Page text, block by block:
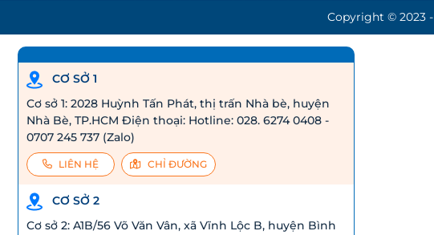
Copyright © 2023 -
CƠ SỞ 1
Cơ sở 1: 2028 Huỳnh Tấn Phát, thị trấn Nhà bè, huyện
Nhà Bè, TP.HCM Điện thoại: Hotline: 028. 6274 0408 -
0707 245 737 (Zalo)
LIÊN HỆ CHỈ ĐƯỜNG
CƠ SỞ 2
Cơ sở 2: A1B/56 Võ Văn Vân, xã Vĩnh Lộc B, huyện Bình